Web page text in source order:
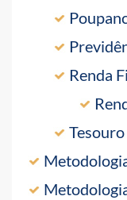
Renda